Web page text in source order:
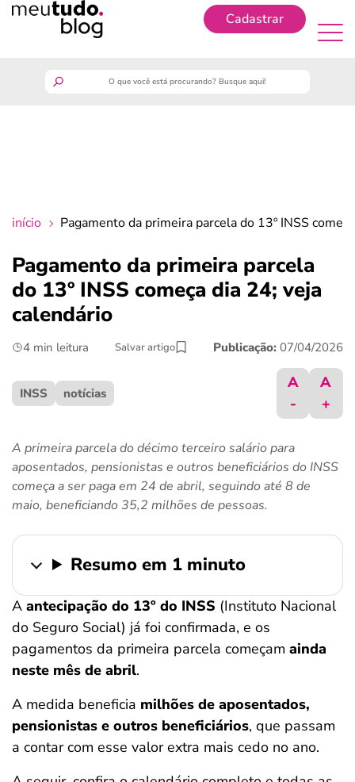
Cadastrar
crédito fácil
início Pagamento da primeira parcela do 13º INSS
Pagamento da primeira parcela
do 13º INSS começa dia 24; veja
calendário
4 min leitura Salvar artigo Publicação: 07/04/2026
INSS notícias
A
-
A
+
A primeira parcela do décimo terceiro salário para
aposentados, pensionistas e outros beneficiários do INSS
começa a ser paga em 24 de abril, seguindo até 8 de
maio, beneficiando 35,2 milhões de pessoas.
Resumo em 1 minuto
A antecipação do 13º do INSS (Instituto Nacional
do Seguro Social) já foi confirmada, e os
pagamentos da primeira parcela começam ainda
neste mês de abril.
A medida beneficia milhões de aposentados,
pensionistas e outros beneficiários, que passam
a contar com esse valor extra mais cedo no ano.